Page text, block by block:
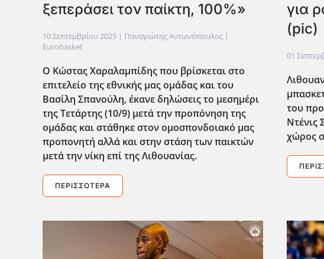
ξεπεράσει τον παίκτη, 100%»
10 Σεπτεμβρίου 2025 | Παναγιώτης Αντωνόπουλος |
Eurobasket
Ο Κώστας Χαραλαμπίδης που βρίσκεται στο
επιτελείο της εθνικής μας ομάδας και του
Βασίλη Σπανούλη, έκανε δηλώσεις το μεσημέρι
της Τετάρτης (10/9) μετά την προπόνηση της
ομάδας και στάθηκε στον ομοσπονδοιακό μας
προπονητή αλλά και στην στάση των παικτών
μετά την νίκη επί της Λιθουανίας.
ΠΕΡΙΣΣΌΤΕΡΑ
για
(pic)
01
του
Ντένις
χώρος